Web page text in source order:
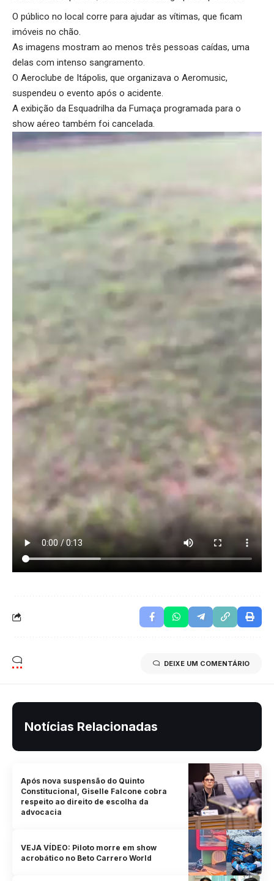
O público no local corre para ajudar as vítimas, que ficam
imóveis no chão.
As imagens mostram ao menos três pessoas caídas, uma
delas com intenso sangramento.
O Aeroclube de Itápolis, que organizava o Aeromusic,
suspendeu o evento após o acidente.
A exibição da Esquadrilha da Fumaça programada para o
show aéreo também foi cancelada.
DEIXE UM COMENTÁRIO
Notícias Relacionadas
Após nova suspensão do Quinto
Constitucional, Giselle Falcone cobra
respeito ao direito de escolha da
advocacia
VEJA VÍDEO: Piloto morre em show
acrobático no Beto Carrero World